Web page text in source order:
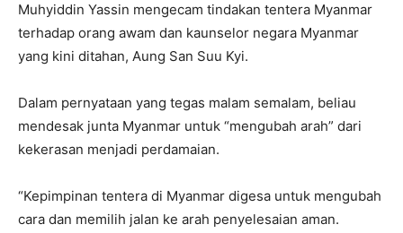
Muhyiddin Yassin mengecam tindakan tentera Myanmar
terhadap orang awam dan kaunselor negara Myanmar
yang kini ditahan, Aung San Suu Kyi.
Dalam pernyataan yang tegas malam semalam, beliau
mendesak junta Myanmar untuk “mengubah arah” dari
kekerasan menjadi perdamaian.
“Kepimpinan tentera di Myanmar digesa untuk mengubah
cara dan memilih jalan ke arah penyelesaian aman.